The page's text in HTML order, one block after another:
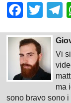
Vi
ma
sono bravo sono